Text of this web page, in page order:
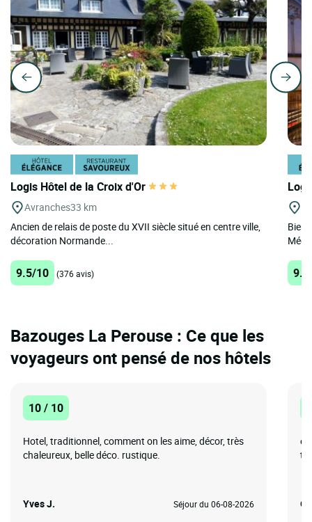
Logis Hôtel de la Croix d'Or
Avranches33 km
Ancien de relais de poste du XVII siècle situé en centre ville,
décoration Normande...
9.5/10 (376 avis)
Bazouges La Perouse : Ce que les
voyageurs ont pensé de nos hôtels
10 / 10
Hotel, traditionnel, comment on les aime, décor, très
chaleureux, belle déco. rustique.
Yves J. Séjour du 06-08-2026